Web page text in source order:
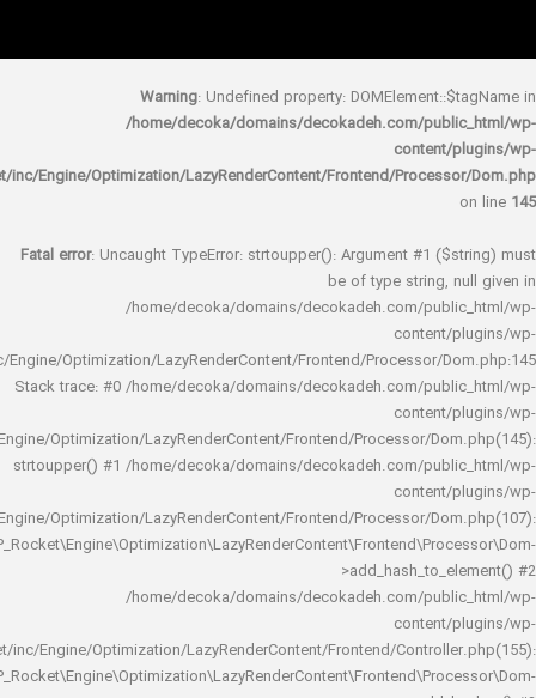
Warning: Undefined property:
/home/decoka/domains/decokadeh.com/
rocket/inc/Engine/Optimization/LazyRenderContent/Frontend/
Fatal error : Uncaught TypeError: strtoupper(): Argument #1
be of type string,
/home/decoka/domains/decokadeh.com/
rocket/inc/Engine/Optimization/LazyRenderContent/Frontend/Processor/
Stack trace: #0 /home/decoka/domains/decokadeh.com/
rocket/inc/Engine/Optimization/LazyRenderContent/Frontend/Processor/
strtoupper() #1 /home/decoka/domains/decokadeh.com/
rocket/inc/Engine/Optimization/LazyRenderContent/Frontend/Processor/
/home/decoka/domains/decokadeh.com/
rocket/inc/Engine/Optimization/LazyRenderContent/Frontend/